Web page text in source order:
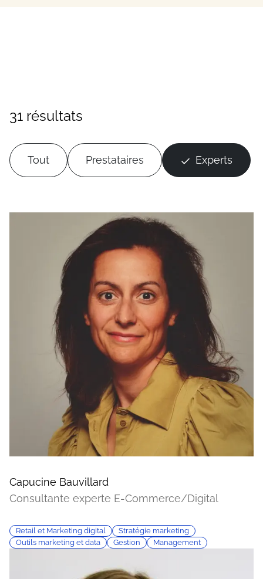
31 résultats
Tout Prestataires Experts
Capucine Bauvillard
Consultante experte E-Commerce/Digital
Retail et Marketing digital
Stratégie marketing
Outils marketing et data
Gestion Management